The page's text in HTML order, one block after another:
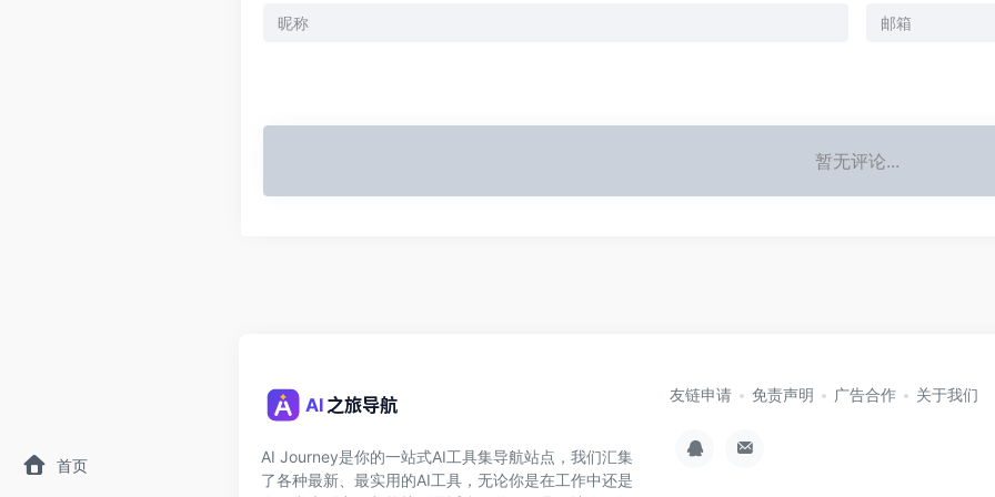
首页
暂无评论...
AI Journey是你的一站式AI工具集导航站点，我们汇集
了各种最新、最实用的AI工具，无论你是在工作中还是
友链申请 免责声明 广告合作 关于我们